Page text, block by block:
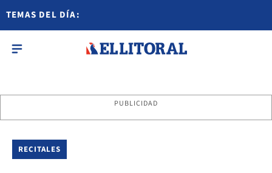
TEMAS DEL DÍA:
PUBLICIDAD
RECITALES